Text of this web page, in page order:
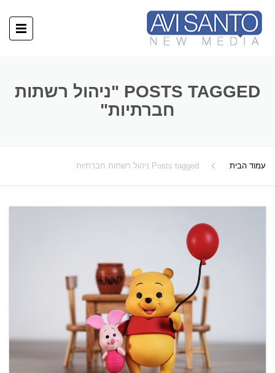
POSTS TAGGED "ניהול רשתות
חברתיות"
עמוד הבית Posts tagged ניהול רשתות חברתיות